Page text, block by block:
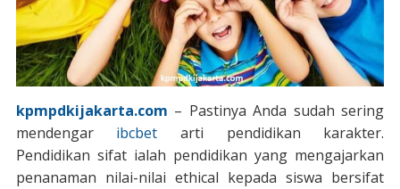
kpmpdkijakarta.com – Pastinya Anda sudah sering
mendengar ibcbet arti pendidikan karakter.
Pendidikan sifat ialah pendidikan yang mengajarkan
penanaman nilai-nilai ethical kepada siswa bersifat